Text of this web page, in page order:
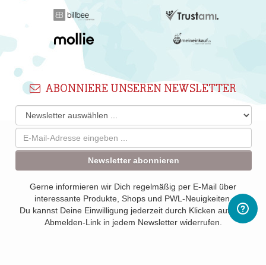
ABONNIERE UNSEREN NEWSLETTER
Newsletter abonnieren
Gerne informieren wir Dich regelmäßig per E-Mail über
interessante Produkte, Shops und PWL-Neuigkeiten.
Du kannst Deine Einwilligung jederzeit durch Klicken auf den
Abmelden-Link in jedem Newsletter widerrufen.